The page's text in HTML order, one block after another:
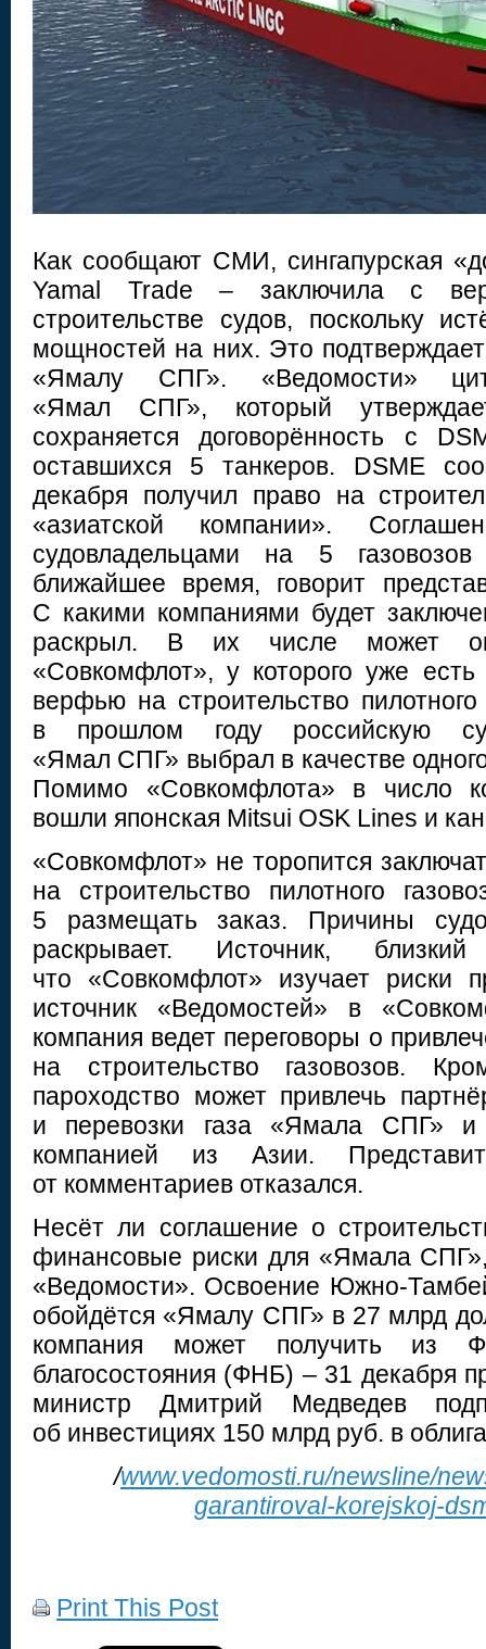
Как сообщают СМИ, сингапурская
Yamal Trade – заключила с
строительстве судов, поскольку
мощностей на них. Это
«Ямалу СПГ». «Ведомости»
«Ямал СПГ», который
сохраняется договорённость с
оставшихся 5 танкеров. DSME
декабря получил право на
«азиатской компании».
судовладельцами на 5
ближайшее время, говорит
С какими компаниями будет
раскрыл. В их числе может
«Совкомфлот», у которого уже есть
верфью на строительство
в прошлом году российскую
«Ямал СПГ» выбрал в качестве
Помимо «Совкомфлота» в число
вошли японская Mitsui OSK Lines и
«Совкомфлот» не торопится
на строительство пилотного
5 размещать заказ. Причины
раскрывает. Источник,
что «Совкомфлот» изучает риски
источник «Ведомостей» в
компания ведет переговоры о
на строительство газовозов.
пароходство может привлечь
и перевозки газа «Ямала СПГ» и
компанией из Азии.
от комментариев отказался.
Несёт ли соглашение о
финансовые риски для «Ямала
«Ведомости». Освоение Южно-
обойдётся «Ямалу СПГ» в 27 млрд
компания может получить из
благосостояния (ФНБ) – 31 декабря
министр Дмитрий Медведев
об инвестициях 150 млрд руб. в
/www.vedomosti.ru/newsline/
garantiroval-korejskoj-
Print This Post